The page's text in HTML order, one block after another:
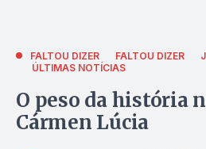
FALTOU DIZER FALTOU DIZER
ÚLTIMAS NOTÍCIAS
O peso da história
Cármen Lúcia